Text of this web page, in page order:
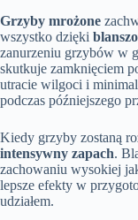
Grzyby mrożone
wszystko dzięki
zanurzeniu grzybów w
skutkuje zamknięciem
utracie wilgoci i
podczas późniejszego
Kiedy grzyby zostaną
intensywny zapach.
zachowaniu wysokiej
lepsze efekty w
udziałem.